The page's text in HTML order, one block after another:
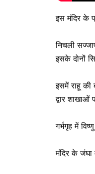
इस मंदिर के
निचली
इसके दोनों
इसमें राहू की
द्वार
गर्भगृह में
मंदिर के जंघा